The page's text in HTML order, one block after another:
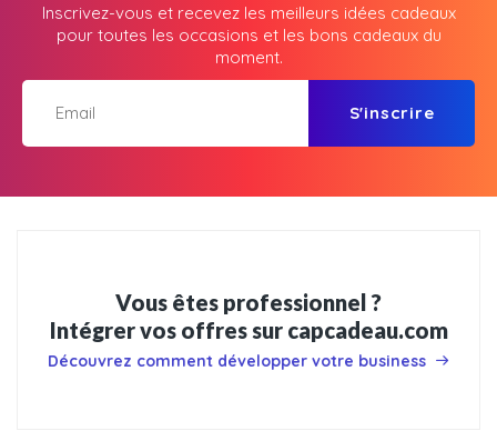
Inscrivez-vous et recevez les meilleurs idées cadeaux
pour toutes les occasions et les bons cadeaux du
moment.
S'inscrire
Vous êtes professionnel ?
Intégrer vos offres sur capcadeau.com
Découvrez comment développer votre business